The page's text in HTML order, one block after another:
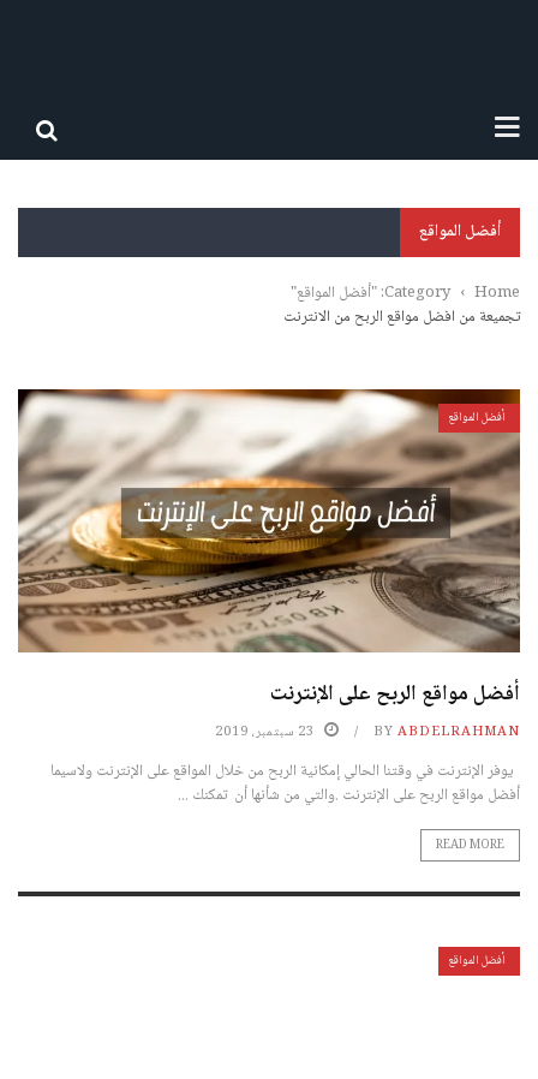
أفضل المواقع
Home
› Category: "أفضل المواقع"
تجميعة من افضل مواقع الربح من الانترنت
أفضل المواقع
أفضل مواقع الربح على الإنترنت
BY ABDELRAHMAN 23 سبتمبر، 2019
يوفر الإنترنت في وقتنا الحالي إمكانية الربح من خلال المواقع على الإنترنت ولاسيما
أفضل مواقع الربح على الإنترنت .والتي من شأنها أن تمكنك ...
READ MORE
أفضل المواقع